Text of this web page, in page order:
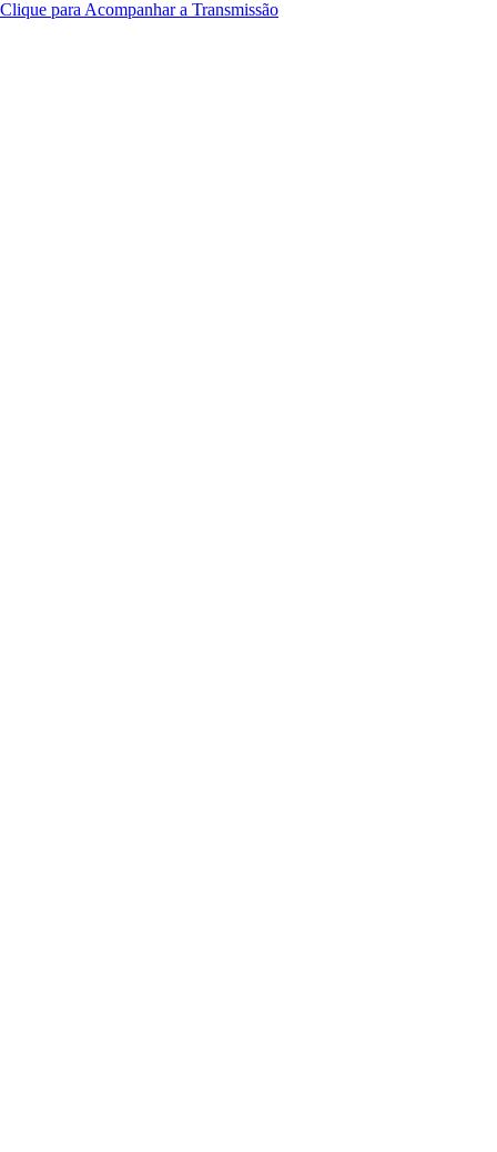
Clique para Acompanhar a Transmissão